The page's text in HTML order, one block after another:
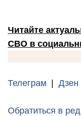
Читайте
СВО в
Телеграм | Дзен
Обратиться в